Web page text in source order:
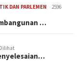
DAN PARLEMEN
2596
…